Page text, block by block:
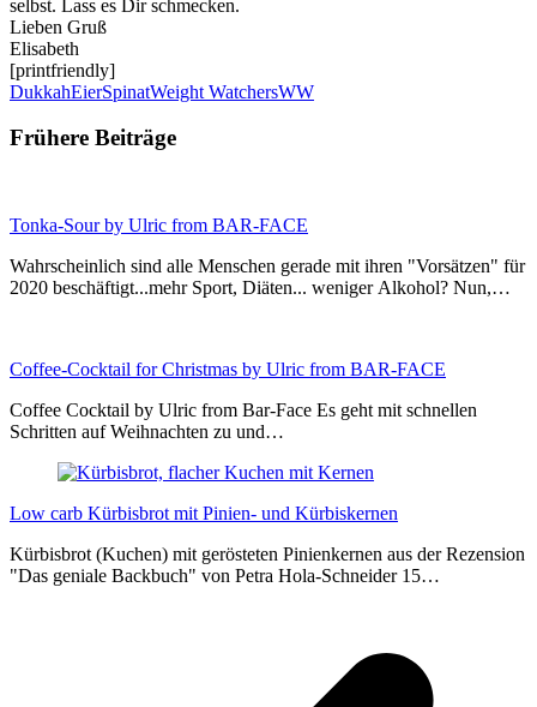
selbst. Lass es Dir schmecken.
Lieben Gruß
Elisabeth
[printfriendly]
DukkahEierSpinatWeight WatchersWW
Frühere Beiträge
Tonka-Sour by Ulric from BAR-FACE
Wahrscheinlich sind alle Menschen gerade mit ihren "Vorsätzen" für
2020 beschäftigt...mehr Sport, Diäten... weniger Alkohol? Nun,…
Coffee-Cocktail for Christmas by Ulric from BAR-FACE
Coffee Cocktail by Ulric from Bar-Face Es geht mit schnellen
Schritten auf Weihnachten zu und…
Low carb Kürbisbrot mit Pinien- und Kürbiskernen
Kürbisbrot (Kuchen) mit gerösteten Pinienkernen aus der Rezension
"Das geniale Backbuch" von Petra Hola-Schneider 15…